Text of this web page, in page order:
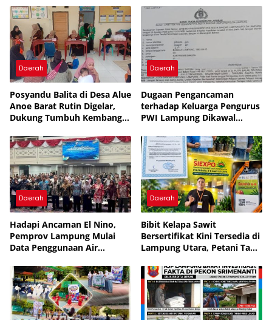
Daerah
Posyandu Balita di Desa Alue
Anoe Barat Rutin Digelar,
Dukung Tumbuh Kembang
Daerah
Dugaan Pengancaman
terhadap Keluarga Pengurus
PWI Lampung Dikawal
Daerah
Hadapi Ancaman El Nino,
Pemprov Lampung Mulai
Data Penggunaan Air
Daerah
Bibit Kelapa Sawit
Bersertifikat Kini Tersedia di
Lampung Utara, Petani Tak
Daerah